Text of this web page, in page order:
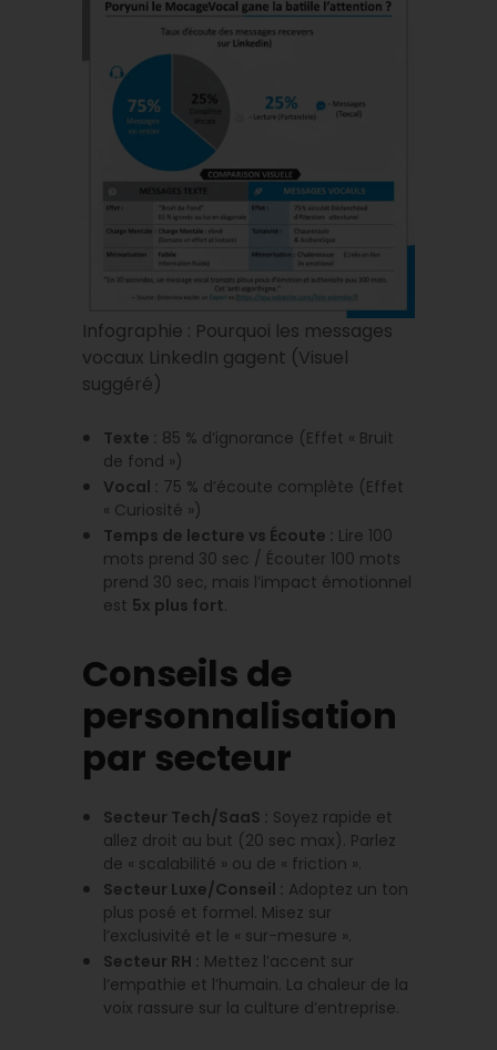
Infographie : Pourquoi les messages
vocaux LinkedIn gagent (Visuel
suggéré)
Texte : 85 % d’ignorance (Effet « Bruit
de fond »)
Vocal : 75 % d’écoute complète (Effet
« Curiosité »)
Temps de lecture vs Écoute : Lire 100
mots prend 30 sec / Écouter 100 mots
prend 30 sec, mais l’impact émotionnel
est 5x plus fort.
Conseils de
personnalisation
par secteur
Secteur Tech/SaaS : Soyez rapide et
allez droit au but (20 sec max). Parlez
de « scalabilité » ou de « friction ».
Secteur Luxe/Conseil : Adoptez un ton
plus posé et formel. Misez sur
l’exclusivité et le « sur-mesure ».
Secteur RH : Mettez l’accent sur
l’empathie et l’humain. La chaleur de la
voix rassure sur la culture d’entreprise.